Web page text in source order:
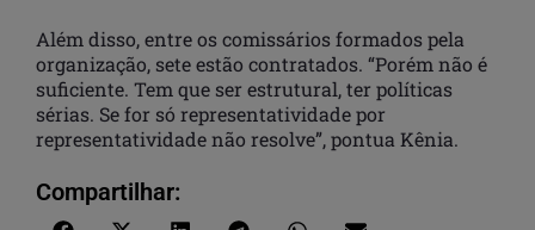
Além disso, entre os comissários formados pela
organização, sete estão contratados. “Porém não é
suficiente. Tem que ser estrutural, ter políticas
sérias. Se for só representatividade por
representatividade não resolve”, pontua Kênia.
Compartilhar: